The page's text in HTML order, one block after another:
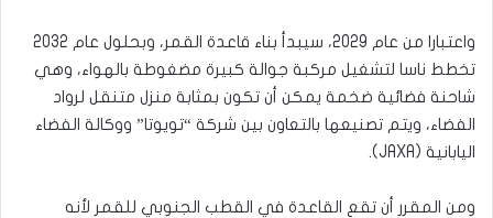
واعتبارا من عام 2029، سيبدأ بناء قاعدة القمر، وبحلول عام 2032
تخطط ناسا لتشغيل مركبة جوالة كبيرة مضغوطة بالهواء، وهي
شاحنة فضائية ضخمة يمكن أن تكون بمثابة منزل متنقل لرواد
الفضاء، ويتم تصنيعها بالتعاون بين شركة “تويوتا” ووكالة الفضاء
اليابانية (JAXA).
ومن المقرر أن تقع القاعدة في القطب الجنوبي للقمر لأنه